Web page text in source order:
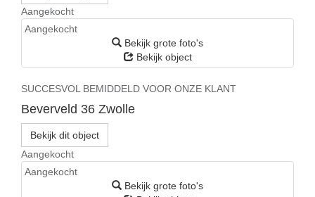
Aangekocht
Aangekocht
Bekijk grote foto's
Bekijk object
SUCCESVOL BEMIDDELD VOOR ONZE KLANT
Beverveld 36 Zwolle
Bekijk dit object
Aangekocht
Aangekocht
Bekijk grote foto's